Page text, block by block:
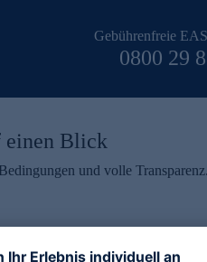
Gebührenfreie
0800 29
einen Blick
und volle Transparenz.